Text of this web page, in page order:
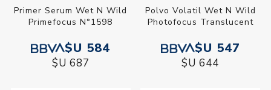
Primer Serum Wet N Wild
Primefocus N°1598
$U 584
$U 687
Polvo Volatil Wet N Wild
Photofocus Translucent
$U 547
$U 644